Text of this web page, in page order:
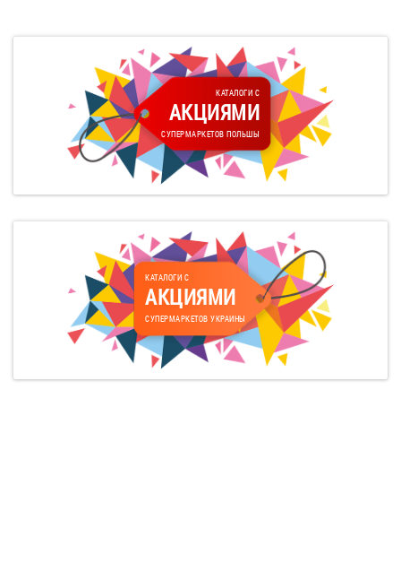
КАТАЛОГИ С
АКЦИЯМИ
СУПЕРМАРКЕТОВ ПОЛЬШЫ
КАТАЛОГИ С
АКЦИЯМИ
СУПЕРМАРКЕТОВ УКРАИНЫ